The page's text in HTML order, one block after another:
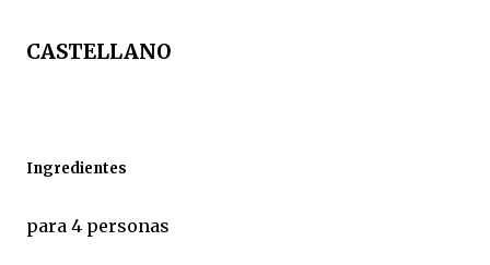
CASTELLANO
Ingredientes
para 4 personas